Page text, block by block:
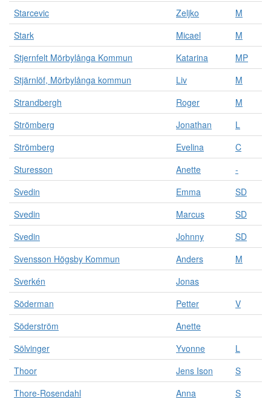
Starcevic
Zeljko
M
Stark
Micael
M
Stjernfelt Mörbylånga Kommun
Katarina
MP
Stjärnlöf, Mörbylånga kommun
Liv
M
Strandbergh
Roger
M
Strömberg
Jonathan
L
Strömberg
Evelina
C
Sturesson
Anette
-
Svedin
Emma
SD
Svedin
Marcus
SD
Svedin
Johnny
SD
Svensson Högsby Kommun
Anders
M
Sverkén
Jonas
Söderman
Petter
V
Söderström
Anette
Sölvinger
Yvonne
L
Thoor
Jens Ison
S
Thore-Rosendahl
Anna
S